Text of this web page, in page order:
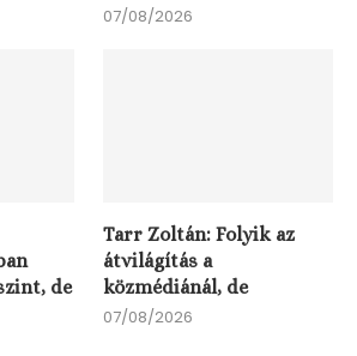
07/08/2026
de
Tarr Zoltán: Folyik az
átvilágítás a
közmédiánál, de
07/08/2026